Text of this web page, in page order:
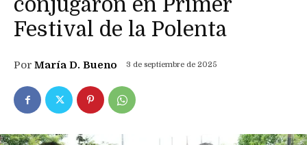
conjugaron en Primer
Festival de la Polenta
Por María D. Bueno 3 de septiembre de 2025